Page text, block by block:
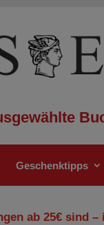
Geschenktipps
ab 25€ sind